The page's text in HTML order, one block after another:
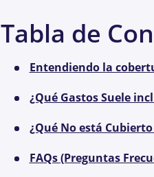
Tabla de
Entendiendo la
¿Qué Gastos Suele
¿Qué No está
FAQs (Preguntas